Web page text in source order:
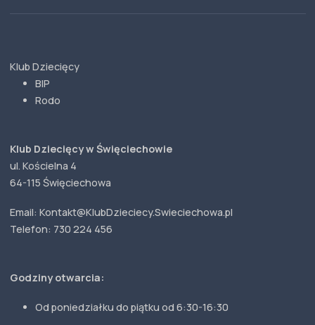
Klub Dziecięcy
BIP
Rodo
Klub Dziecięcy w Święciechowie
ul. Kościelna 4
64-115 Święciechowa
Email: Kontakt@KlubDzieciecy.Swieciechowa.pl
Telefon: 730 224 456
Godziny otwarcia:
Od poniedziałku do piątku od 6:30-16:30